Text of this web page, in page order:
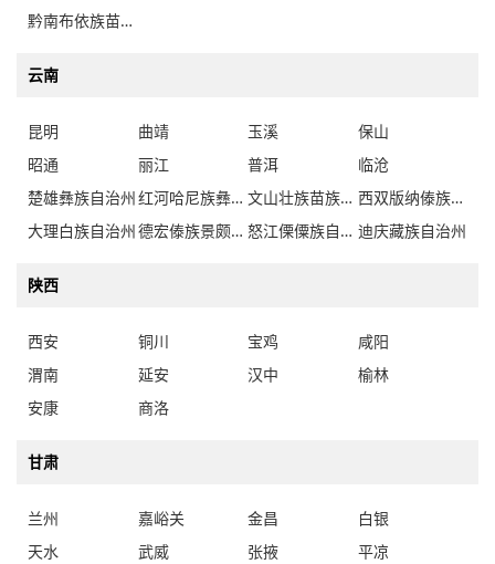
黔南布依族苗族自治州
云南
昆明 曲靖 玉溪
保山
昭通
丽江 普洱
临沧
楚雄彝族自治州
红河哈尼族彝族自治州 文山壮族苗族自治州
西双版纳傣族自治州
大理白族自治州
德宏傣族景颇族自治州 怒江傈僳族自治州 迪庆藏族自治州
陕西
西安 铜川 宝鸡
咸阳
渭南
延安 汉中
榆林
安康
商洛
甘肃
兰州 嘉峪关 金昌
白银
天水
武威 张掖
平凉